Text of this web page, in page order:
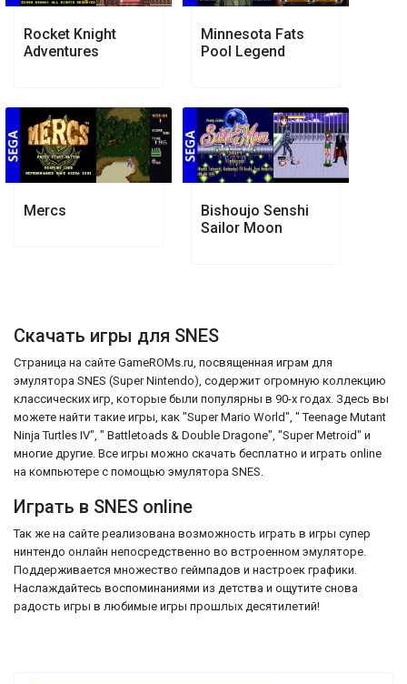
Rocket Knight
Adventures
Minnesota Fats
Pool Legend
Mercs
Bishoujo Senshi
Sailor Moon
Скачать игры для SNES
Страница на сайте GameROMs.ru, посвященная играм для
эмулятора SNES (Super Nintendo), содержит огромную коллекцию
классических игр, которые были популярны в 90-х годах. Здесь вы
можете найти такие игры, как "Super Mario World", " Teenage Mutant
Ninja Turtles IV", " Battletoads & Double Dragone", "Super Metroid" и
многие другие. Все игры можно скачать бесплатно и играть online
на компьютере с помощью эмулятора SNES.
Играть в SNES online
Так же на сайте реализована возможность играть в игры супер
нинтендо онлайн непосредственно во встроенном эмуляторе.
Поддерживается множество геймпадов и настроек графики.
Наслаждайтесь воспоминаниями из детства и ощутите снова
радость игры в любимые игры прошлых десятилетий!